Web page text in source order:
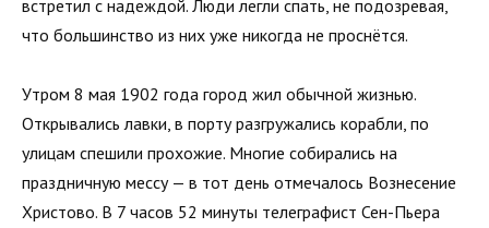
встретил с надеждой. Люди легли спать, не подозревая,
что большинство из них уже никогда не проснётся.
Утром 8 мая 1902 года город жил обычной жизнью.
Открывались лавки, в порту разгружались корабли, по
улицам спешили прохожие. Многие собирались на
праздничную мессу — в тот день отмечалось Вознесение
Христово. В 7 часов 52 минуты телеграфист Сен-Пьера